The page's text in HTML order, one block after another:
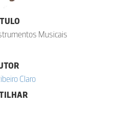
Musicais
Claro